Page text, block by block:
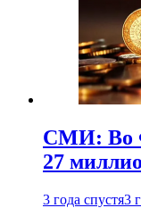
СМИ: Во
27
3 года спустя3